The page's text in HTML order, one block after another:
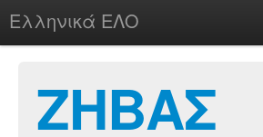
Ελληνικά ΕΛΟ
ΖΗΒΑΣ